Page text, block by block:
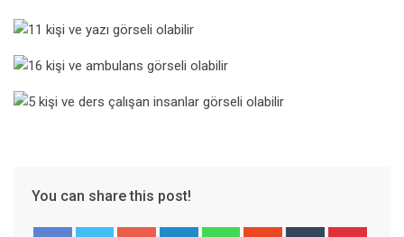
You can share this post!